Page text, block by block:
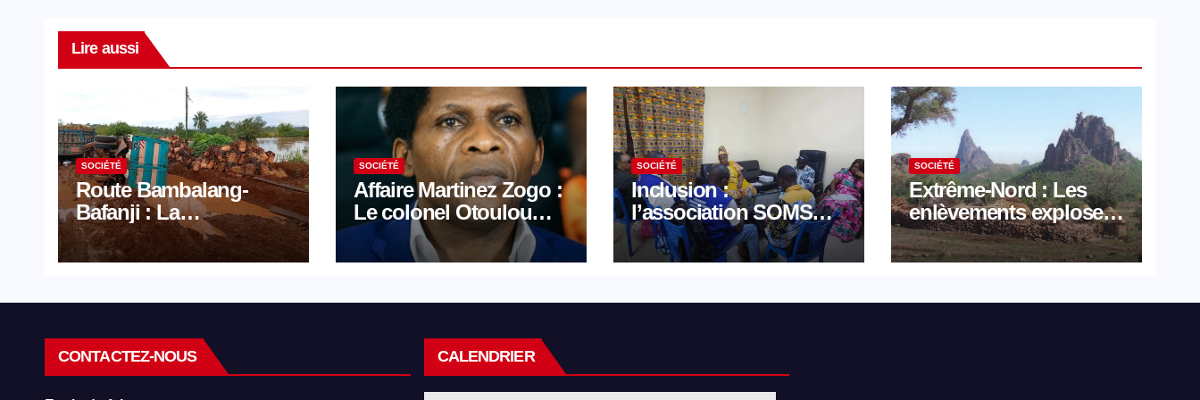
Lire aussi
SOCIÉTÉ
Route Bambalang-
Bafanji : La
dégradation de l’axe
asphyxie les activités
SOCIÉTÉ
Affaire Martinez Zogo :
Le colonel Otoulou
face au feu croisé des
avocats de la défense
SOCIÉTÉ
Inclusion :
l’association SOMSO
et Promhandicam
militent en faveur
formations en
SOCIÉTÉ
Extrême-Nord : Les
enlèvements explosent
avec 308 victimes en
trois mois
CONTACTEZ-NOUS CALENDRIER